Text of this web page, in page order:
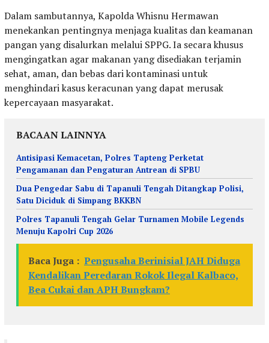
Dalam sambutannya, Kapolda Whisnu Hermawan
menekankan pentingnya menjaga kualitas dan keamanan
pangan yang disalurkan melalui SPPG. Ia secara khusus
mengingatkan agar makanan yang disediakan terjamin
sehat, aman, dan bebas dari kontaminasi untuk
menghindari kasus keracunan yang dapat merusak
kepercayaan masyarakat.
BACAAN LAINNYA
Antisipasi Kemacetan, Polres Tapteng Perketat
Pengamanan dan Pengaturan Antrean di SPBU
Dua Pengedar Sabu di Tapanuli Tengah Ditangkap Polisi,
Satu Diciduk di Simpang BKKBN
Polres Tapanuli Tengah Gelar Turnamen Mobile Legends
Menuju Kapolri Cup 2026
Baca Juga : Pengusaha Berinisial JAH Diduga
Kendalikan Peredaran Rokok Ilegal Kalbaco,
Bea Cukai dan APH Bungkam?